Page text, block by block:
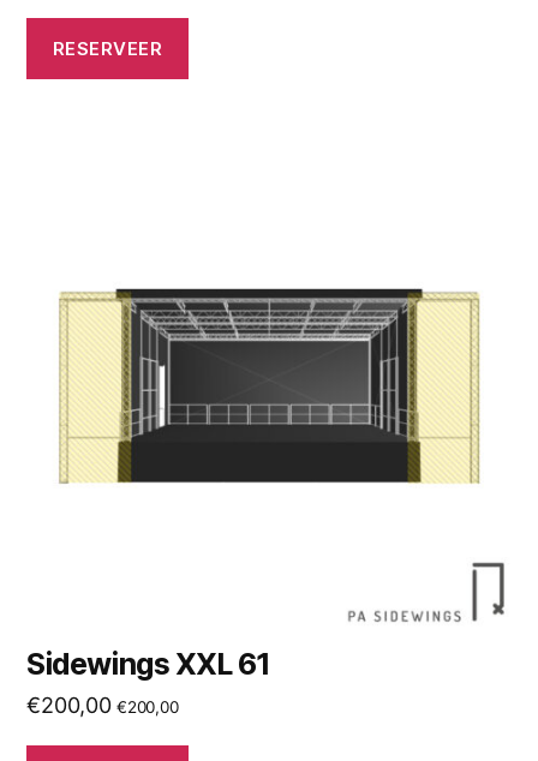
RESERVEER
Sidewings XXL 61
€200,00 €200,00